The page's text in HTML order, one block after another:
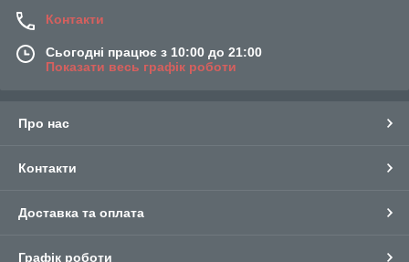
Контакти
Сьогодні працює з 10:00 до 21:00
Показати весь графік роботи
Про нас
Контакти
Доставка та оплата
Графік роботи